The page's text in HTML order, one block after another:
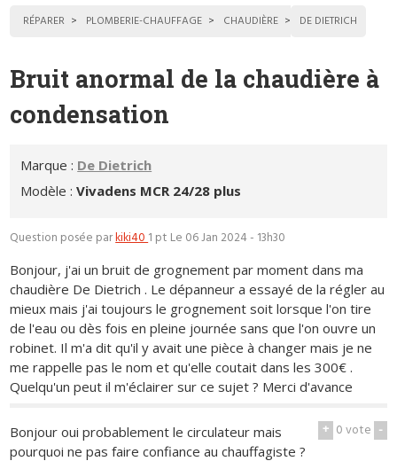
RÉPARER PLOMBERIE-CHAUFFAGE CHAUDIÈRE DE DIETRICH
Bruit anormal de la chaudière à
condensation
Marque : De Dietrich
Modèle :Vivadens MCR 24/28 plus
Question posée parkiki401 pt Le 06 Jan 2024 - 13h30
Bonjour, j'ai un bruit de grognement par moment dans ma
chaudière De Dietrich . Le dépanneur a essayé de la régler au
mieux mais j'ai toujours le grognement soit lorsque l'on tire
de l'eau ou dès fois en pleine journée sans que l'on ouvre un
robinet. Il m'a dit qu'il y avait une pièce à changer mais je ne
me rappelle pas le nom et qu'elle coutait dans les 300€ .
Quelqu'un peut il m'éclairer sur ce sujet ? Merci d'avance
+ 0vote -
Bonjour oui probablement le circulateur mais
pourquoi ne pas faire confiance au chauffagiste ?